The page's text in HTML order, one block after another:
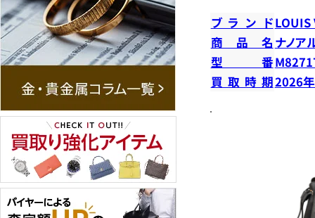
ブランドLOUIS
商品名 ナノア
型番
買取時期2026